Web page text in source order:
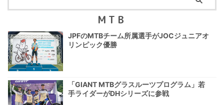
MTB
JPFのMTBチーム所属選手がJOCジュニアオ
リンピック優勝
「GIANT MTBグラスルーツプログラム」若
手ライダーがDHシリーズに参戦